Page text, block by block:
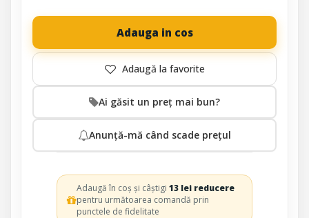
Adauga in cos
Ai găsit un preț mai bun?
Anunță-mă când scade prețul
Adaugă în coș și câștigi13 lei reducere
pentru următoarea comandă prin
punctele de fidelitate